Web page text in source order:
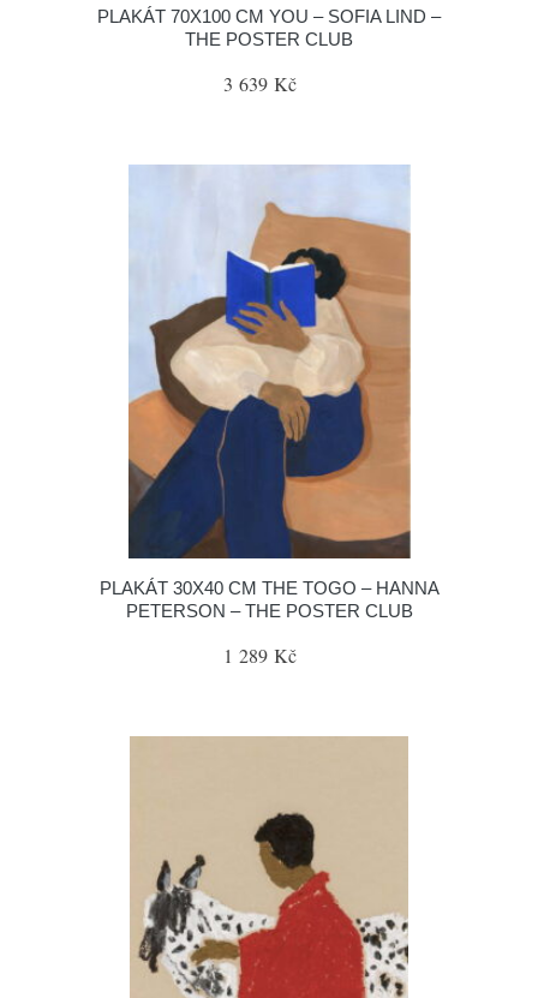
PLAKÁT 70X100 CM YOU – SOFIA LIND –
THE POSTER CLUB
3 639 Kč
PLAKÁT 30X40 CM THE TOGO – HANNA
PETERSON – THE POSTER CLUB
1 289 Kč